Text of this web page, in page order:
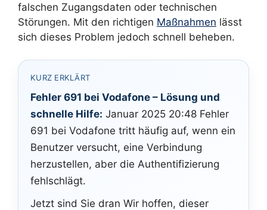
falschen Zugangsdaten oder technischen
Störungen. Mit den richtigen Maßnahmen lässt
sich dieses Problem jedoch schnell beheben.
KURZ ERKLÄRT
Fehler 691 bei Vodafone – Lösung und
schnelle Hilfe: Januar 2025 20:48 Fehler
691 bei Vodafone tritt häufig auf, wenn ein
Benutzer versucht, eine Verbindung
herzustellen, aber die Authentifizierung
fehlschlägt.
Jetzt sind Sie dran Wir hoffen, dieser